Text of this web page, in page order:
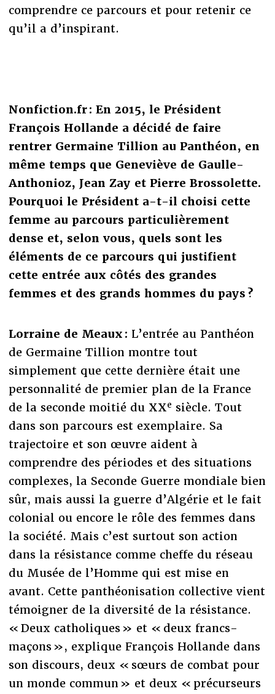
comprendre ce parcours et pour retenir ce
qu’il a d’inspirant.
Nonfiction.fr : En 2015, le Président
François Hollande a décidé de faire
rentrer Germaine Tillion au Panthéon, en
même temps que Geneviève de Gaulle-
Anthonioz, Jean Zay et Pierre Brossolette.
Pourquoi le Président a-t-il choisi cette
femme au parcours particulièrement
dense et, selon vous, quels sont les
éléments de ce parcours qui justifient
cette entrée aux côtés des grandes
femmes et des grands hommes du pays ?
Lorraine de Meaux : L’entrée au Panthéon
de Germaine Tillion montre tout
simplement que cette dernière était une
personnalité de premier plan de la France
de la seconde moitié du XXe siècle. Tout
dans son parcours est exemplaire. Sa
trajectoire et son œuvre aident à
comprendre des périodes et des situations
complexes, la Seconde Guerre mondiale bien
sûr, mais aussi la guerre d’Algérie et le fait
colonial ou encore le rôle des femmes dans
la société. Mais c’est surtout son action
dans la résistance comme cheffe du réseau
du Musée de l’Homme qui est mise en
avant. Cette panthéonisation collective vient
témoigner de la diversité de la résistance.
« Deux catholiques » et « deux francs-
maçons », explique François Hollande dans
son discours, deux « sœurs de combat pour
un monde commun » et deux « précurseurs